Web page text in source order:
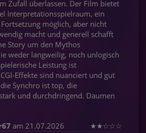
Zufall überlassen. Der Film bietet
Interpretationsspielraum, ein
Fortsetzung möglich, aber nicht
macht und generell schafft
Story um den Mythos
weder langweilig, noch unlogisch
Leistung ist
Effekte sind nuanciert und gut
Synchro ist top, die
und durchdringend. Daumen
am 21.07.2026 ★★☆☆☆